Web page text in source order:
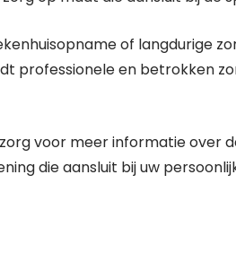
of langdurige
professionele en betrokken
voor meer informatie over
die aansluit bij uw